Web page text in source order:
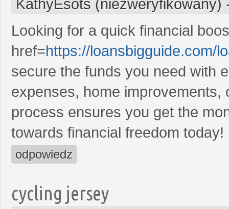
KathyEsots (niezweryfikowany)
Looking for a quick financial
href=https://loansbigguide.com/
secure the funds you need with
expenses, home
process ensures you get the
towards financial freedom today!
odpowiedz
cycling jersey